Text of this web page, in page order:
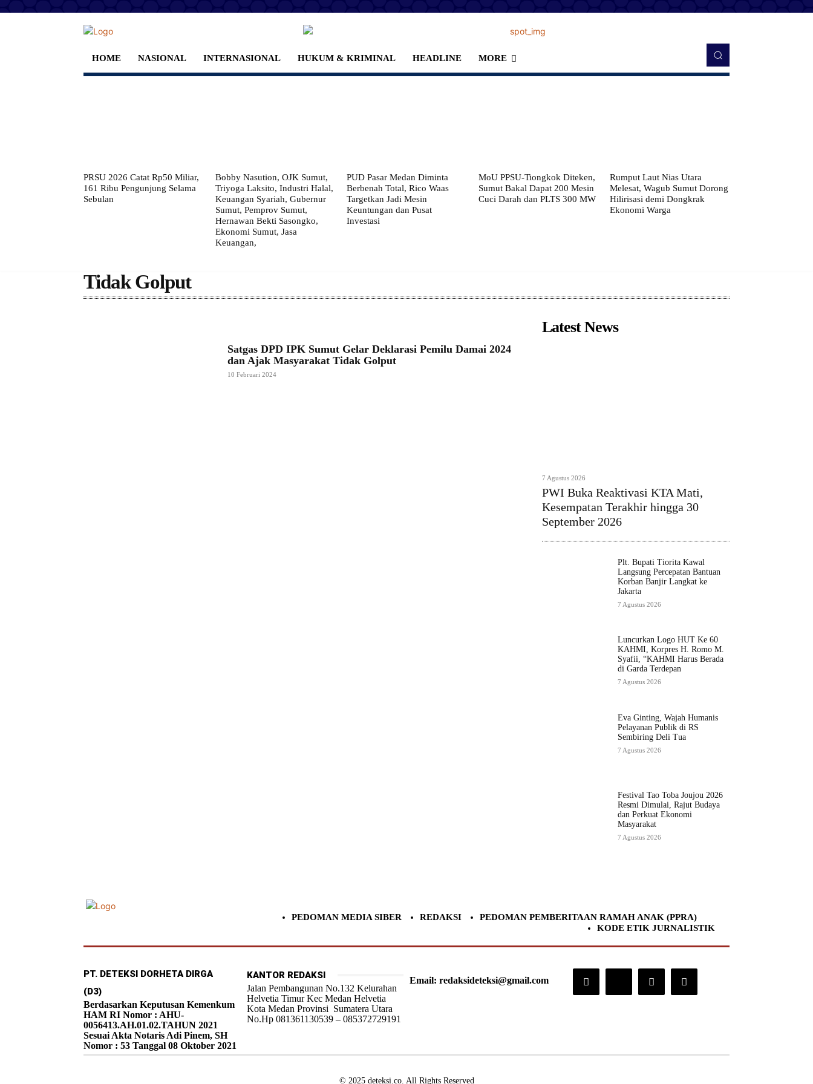
HOME NASIONAL INTERNASIONAL HUKUM & KRIMINAL HEADLINE MORE
PRSU 2026 Catat Rp50 Miliar,
161 Ribu Pengunjung Selama
Sebulan
Bobby Nasution, OJK Sumut,
Triyoga Laksito, Industri Halal,
Keuangan Syariah, Gubernur
Sumut, Pemprov Sumut,
Hernawan Bekti Sasongko,
Ekonomi Sumut, Jasa
Keuangan,
PUD Pasar Medan Diminta
Berbenah Total, Rico Waas
Targetkan Jadi Mesin
Keuntungan dan Pusat
Investasi
MoU PPSU-Tiongkok Diteken,
Sumut Bakal Dapat 200 Mesin
Cuci Darah dan PLTS 300 MW
Rumput Laut Nias Utara
Melesat, Wagub Sumut Dorong
Hilirisasi demi Dongkrak
Ekonomi Warga
Tidak Golput
Satgas DPD IPK Sumut Gelar Deklarasi Pemilu Damai 2024
dan Ajak Masyarakat Tidak Golput
10 Februari 2024
Latest News
7 Agustus 2026
PWI Buka Reaktivasi KTA Mati,
Kesempatan Terakhir hingga 30
September 2026
Plt. Bupati Tiorita Kawal
Langsung Percepatan Bantuan
Korban Banjir Langkat ke
Jakarta
7 Agustus 2026
Luncurkan Logo HUT Ke 60
KAHMI, Korpres H. Romo M.
Syafii, “KAHMI Harus Berada
di Garda Terdepan
7 Agustus 2026
Eva Ginting, Wajah Humanis
Pelayanan Publik di RS
Sembiring Deli Tua
7 Agustus 2026
Festival Tao Toba Joujou 2026
Resmi Dimulai, Rajut Budaya
dan Perkuat Ekonomi
Masyarakat
7 Agustus 2026
PEDOMAN MEDIA SIBER REDAKSI
PEDOMAN PEMBERITAAN RAMAH ANAK (PPRA)
KODE ETIK JURNALISTIK
PT. DETEKSI DORHETA DIRGA
(D3)
Berdasarkan Keputusan Kemenkum
HAM RI Nomor : AHU-
0056413.AH.01.02.TAHUN 2021
Sesuai Akta Notaris Adi Pinem, SH
Nomor : 53 Tanggal 08 Oktober 2021
KANTOR REDAKSI
Jalan Pembangunan No.132 Kelurahan
Helvetia Timur Kec Medan Helvetia
Kota Medan Provinsi Sumatera Utara
No.Hp 081361130539 – 085372729191
Email: redaksideteksi@gmail.com
© 2025 deteksi.co. All Rights Reserved